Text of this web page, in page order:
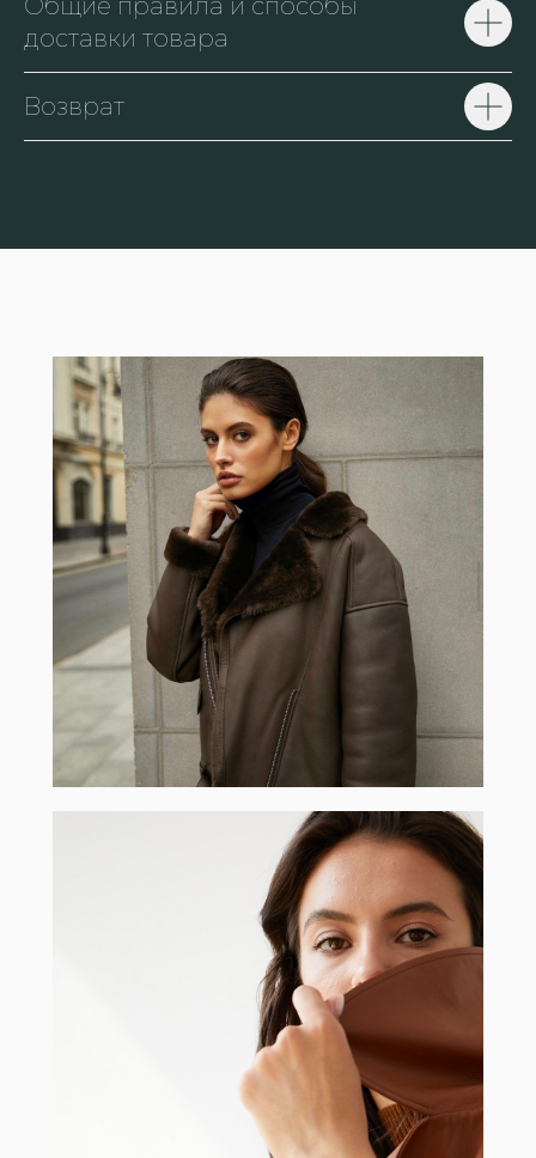
Общие правила и способы
доставки товара
Возврат